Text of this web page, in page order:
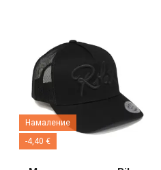
Намаление
-4,40 €